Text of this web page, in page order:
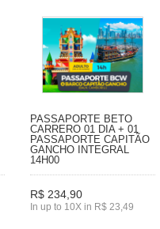
PASSAPORTE BETO
CARRERO 01 DIA + 01
PASSAPORTE CAPITÃO
GANCHO INTEGRAL
14H00
R$ 234,90
In up to 10X in R$ 23,49